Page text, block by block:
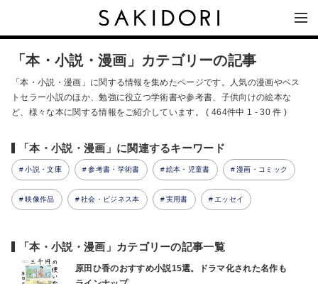
「本・小説・漫画」カテゴリーの記事
「本・小説・漫画」に関する情報を集めたページです。人気の漫画やベス
トセラー小説のほか、勉強に役立つ学術書や参考書、子供向けの絵本な
ど、様々な本に関する情報をご紹介しています。 ( 464件中 1 - 30 件 )
「本・小説・漫画」に関連するキーワード
小説・文庫 参考書・学術書 絵本・児童書 漫画・コミック
映像作品 社会・ビジネス本 実用書 エッセイ
「本・小説・漫画」カテゴリーの記事一覧
原田ひ香のおすすめ小説15選。ドラマ化された名作も